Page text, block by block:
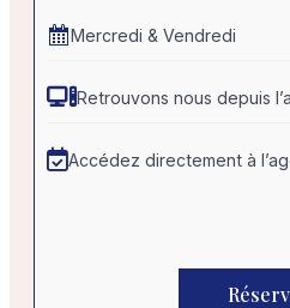
Mercredi & Vendredi
Retrouvons nous depuis
Accédez directement à